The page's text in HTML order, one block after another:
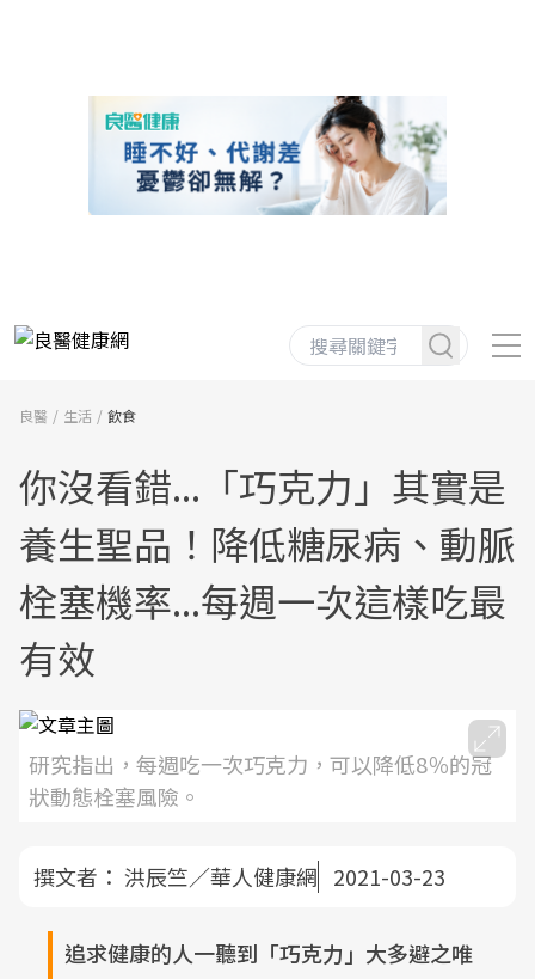
良醫 生活 飲食
你沒看錯...「巧克力」其實是
養生聖品！降低糖尿病、動脈
栓塞機率...每週一次這樣吃最
有效
研究指出，每週吃一次巧克力，可以降低8％的冠
狀動態栓塞風險。
撰文者： 洪辰竺／華人健康網 2021-03-23
追求健康的人一聽到「巧克力」大多避之唯